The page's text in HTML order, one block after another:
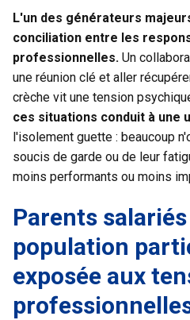
L'un des générateurs
conciliation entre les
professionnelles. Un
une réunion clé et aller
crèche vit une tension
ces situations conduit à une
l'isolement guette : beaucoup
soucis de garde ou de leur
moins performants ou moins
Parents
population
exposée aux